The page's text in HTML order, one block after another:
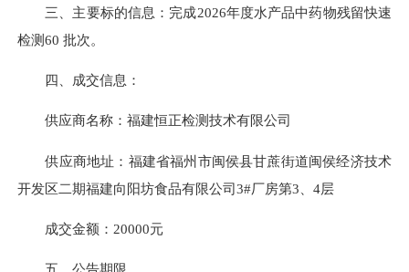
三、主要标的信息：完成2026年度水产品中药物残留快速
检测60 批次。
四、成交信息：
供应商名称：福建恒正检测技术有限公司
供应商地址：福建省福州市闽侯县甘蔗街道闽侯经济技术
开发区二期福建向阳坊食品有限公司3#厂房第3、4层
成交金额：20000元